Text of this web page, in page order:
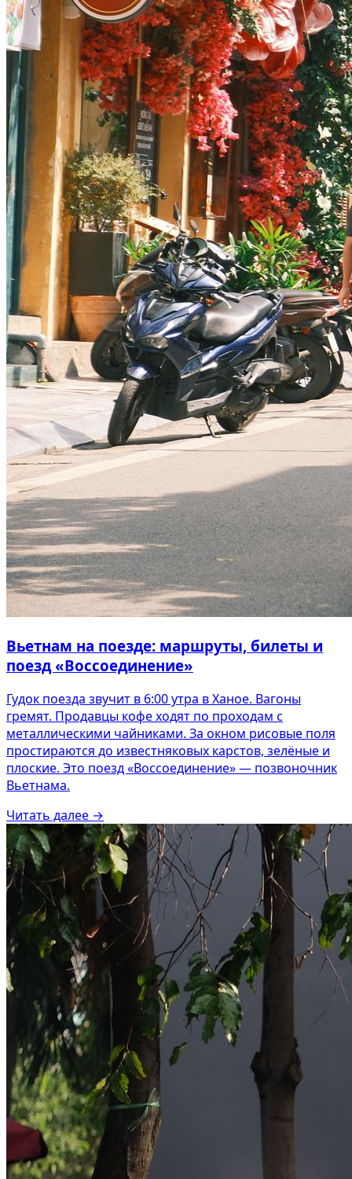
Вьетнам на поезде: маршруты, билеты и
поезд «Воссоединение»
Гудок поезда звучит в 6:00 утра в Ханое. Вагоны
гремят. Продавцы кофе ходят по проходам с
металлическими чайниками. За окном рисовые поля
простираются до известняковых карстов, зелёные и
плоские. Это поезд «Воссоединение» — позвоночник
Вьетнама.
Читать далее →